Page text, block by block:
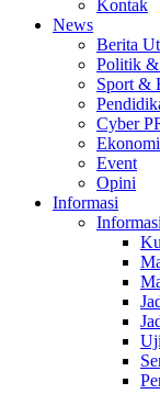
Kontak
News
Berita
Politik &
Sport &
Cyber
Ekonomi
Event
Opini
Informasi